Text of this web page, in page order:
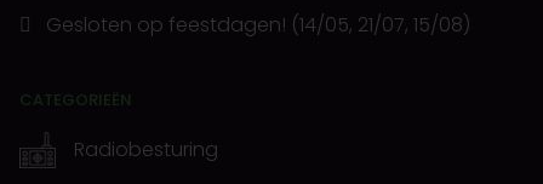
Gesloten op feestdagen! (14/05, 21/07, 15/08)
CATEGORIEËN
Radiobesturing